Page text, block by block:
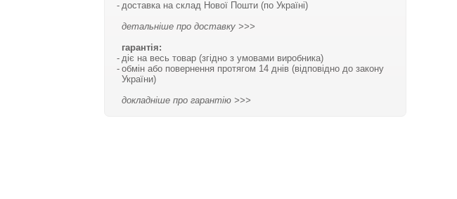
доставка на склад Нової Пошти (по Україні)
детальніше про доставку >>>
гарантія:
діє на весь товар (згідно з умовами виробника)
обмін або повернення протягом 14 днів (відповідно до закону
України)
докладніше про гарантію >>>